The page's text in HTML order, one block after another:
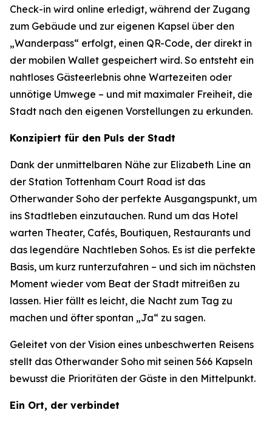
Check-in wird online erledigt, während der Zugang
zum Gebäude und zur eigenen Kapsel über den
„Wanderpass“ erfolgt, einen QR-Code, der direkt in
der mobilen Wallet gespeichert wird. So entsteht ein
nahtloses Gästeerlebnis ohne Wartezeiten oder
unnötige Umwege – und mit maximaler Freiheit, die
Stadt nach den eigenen Vorstellungen zu erkunden.
Konzipiert für den Puls der Stadt
Dank der unmittelbaren Nähe zur Elizabeth Line an
der Station Tottenham Court Road ist das
Otherwander Soho der perfekte Ausgangspunkt, um
ins Stadtleben einzutauchen. Rund um das Hotel
warten Theater, Cafés, Boutiquen, Restaurants und
das legendäre Nachtleben Sohos. Es ist die perfekte
Basis, um kurz runterzufahren – und sich im nächsten
Moment wieder vom Beat der Stadt mitreißen zu
lassen. Hier fällt es leicht, die Nacht zum Tag zu
machen und öfter spontan „Ja“ zu sagen.
Geleitet von der Vision eines unbeschwerten Reisens
stellt das Otherwander Soho mit seinen 566 Kapseln
bewusst die Prioritäten der Gäste in den Mittelpunkt.
Ein Ort, der verbindet